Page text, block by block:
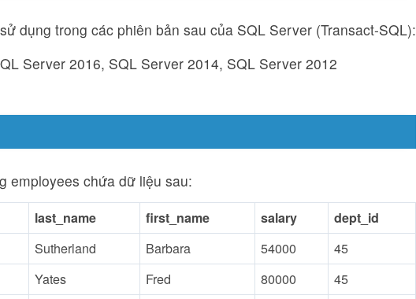
dụng trong các phiên bản sau của SQL Server (Transact-SQL):
Server 2016, SQL Server 2014, SQL Server 2012
employees chứa dữ liệu sau:
last_name first_name salary
dept_id
Sutherland Barbara 54000
45
Yates Fred 80000
45